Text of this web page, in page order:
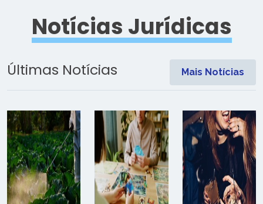
Notícias Jurídicas
Últimas Notícias Mais Notícias